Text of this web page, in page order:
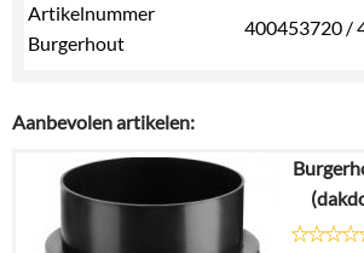
Artikelnummer
Burgerhout
400453720 /
Aanbevolen artikelen: